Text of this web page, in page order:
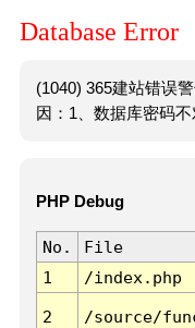
Database Error
(1040) 365建站错误
因：1、数据库密码不
PHP Debug
No. File
1
/index.php
2 /source/